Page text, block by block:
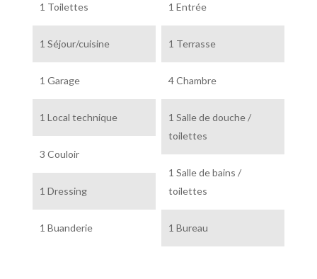
1 Toilettes 1 Entrée
1 Séjour/cuisine 1 Terrasse
1 Garage 4 Chambre
1 Local technique
1 Salle de douche /
toilettes
3 Couloir
1 Salle de bains /
toilettes
1 Dressing
1 Bureau
1 Buanderie